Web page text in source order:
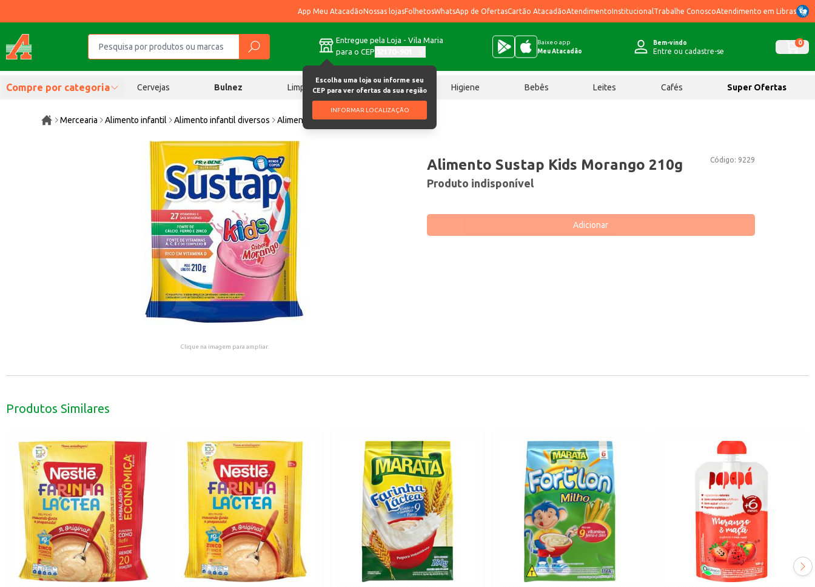
App Meu AtacadãoNossas lojasFolhetosWhatsApp de OfertasCartão AtacadãoAtendimentoInstitucional Trabalhe ConoscoAtendimento em Libras
Entregue pela Loja - Vila Maria
para o CEP
Escolha uma loja ou informe seu
CEP para ver ofertas da sua região
INFORMAR LOCALIZAÇÃO
Baixe o app
Meu Atacadão
Bem-vindo
Entre ou cadastre-se
0
Compre por categoria Cervejas Bulnez Limpeza Chocolates Higiene Bebês Leites Cafés Super Ofertas
Mercearia Alimento infantil Alimento infantil diversos Alimento Sustap Kids Morango 210g
Clique na imagem para ampliar.
Código: 9229
Alimento Sustap Kids Morango 210g
Produto indisponível
Adicionar
Produtos Similares